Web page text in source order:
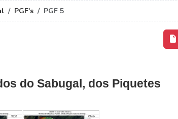
PGF's PGF 5
do Sabugal, dos Piquetes